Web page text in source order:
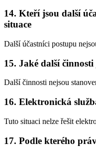
14. Kteří jsou další
situace
Další účastníci postupu
15. Jaké další
Další činnosti nejsou
16. Elektronická
Tuto situaci nelze řešit
17. Podle kterého